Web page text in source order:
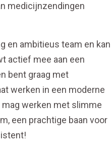
medicijnzendingen
en ambitieus team en kan
actief mee aan een
bent graag met
werken in een moderne
werken met slimme
een prachtige baan voor